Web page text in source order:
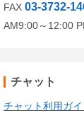
FAX 03-3732-
AM9:00～12:00
チャット
チャット利用ガイ